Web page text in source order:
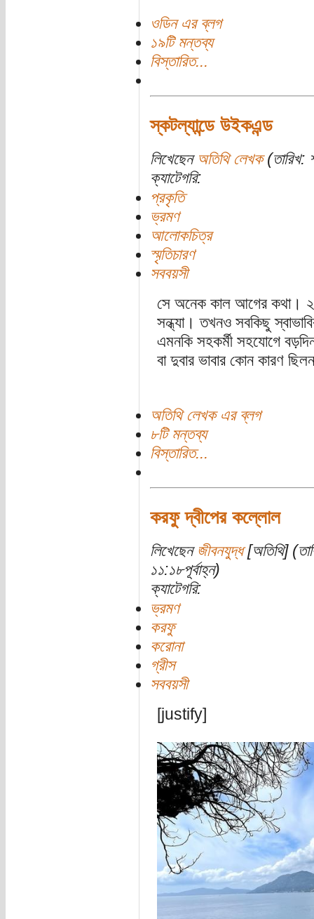
ওডিন এর ব্লগ
১৯টি মন্তব্য
বিস্তারিত...
স্কটল্যান্ডে উইকএন্ড
লিখেছেন অতিথি লেখক(তারিখ:
ক্যাটেগরি:
প্রকৃতি
ভ্রমণ
আলোকচিত্র
স্মৃতিচারণ
সববয়সী
সে অনেক কাল আগের কথা।
সন্ধ্যা। তখনও সবকিছু
এমনকি সহকর্মী সহযোগে
বা দুবার ভাবার কোন কারণ
অতিথি লেখক এর ব্লগ
৮টি মন্তব্য
বিস্তারিত...
করফু দ্বীপের কল্লোল
লিখেছেন জীবনযুদ্ধ[অতিথি]
১১:১৮পূর্বাহ্ন)
ক্যাটেগরি:
ভ্রমণ
করফু
করোনা
গ্রীস
সববয়সী
[justify]